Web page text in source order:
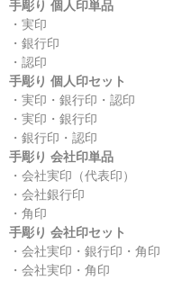
手彫り 個人印単品
・実印
・銀行印
・認印
手彫り 個人印セット
・実印・銀行印・認印
・実印・銀行印
・銀行印・認印
手彫り 会社印単品
・会社実印（代表印）
・会社銀行印
・角印
手彫り 会社印セット
・会社実印・銀行印・角印
・会社実印・角印